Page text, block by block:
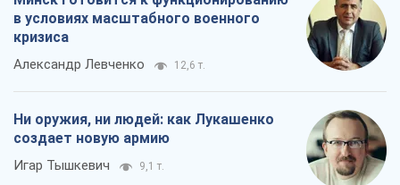
в условиях масштабного военного
кризиса
Александр Левченко 12,6 т.
Ни оружия, ни людей: как Лукашенко
создает новую армию
Игар Тышкевич 9,1 т.